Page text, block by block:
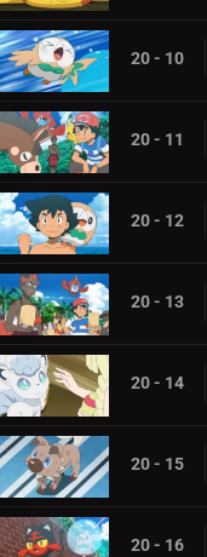
20 - 10
20 - 11
20 - 12
20 - 13
20 - 14
20 - 15
20 - 16